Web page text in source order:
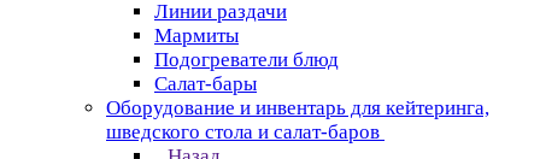
Линии раздачи
Мармиты
Подогреватели блюд
Салат-бары
Оборудование и инвентарь для кейтеринга,
шведского стола и салат-баров